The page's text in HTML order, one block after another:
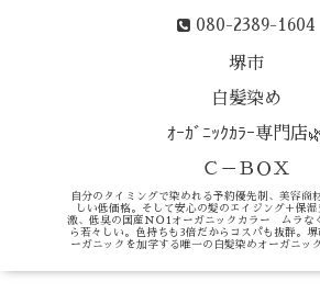
080-2389-1604
堺市
白髪染め
ｵｰｶﾞﾆｯｸｶﾗｰ専門店
Ｃ－ＢＯＸ
自分のタイミングで染めれる予約優先制、美容商
しい低価格。そして安心の髪のエイジング＋保湿
激、低臭の国産ＮＯ1オーガニックカラー ムラな
ら若々しい。色持ちも3倍だからコスパも抜群。
ーガニックを加学する唯一の白髪染めオーガニッ